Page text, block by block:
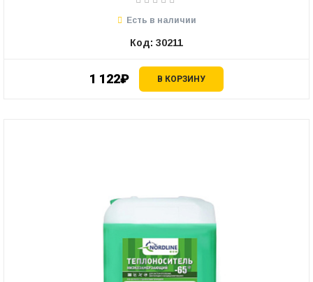
1 122₽ В КОРЗИНУ
Есть в наличии
Код: 30211